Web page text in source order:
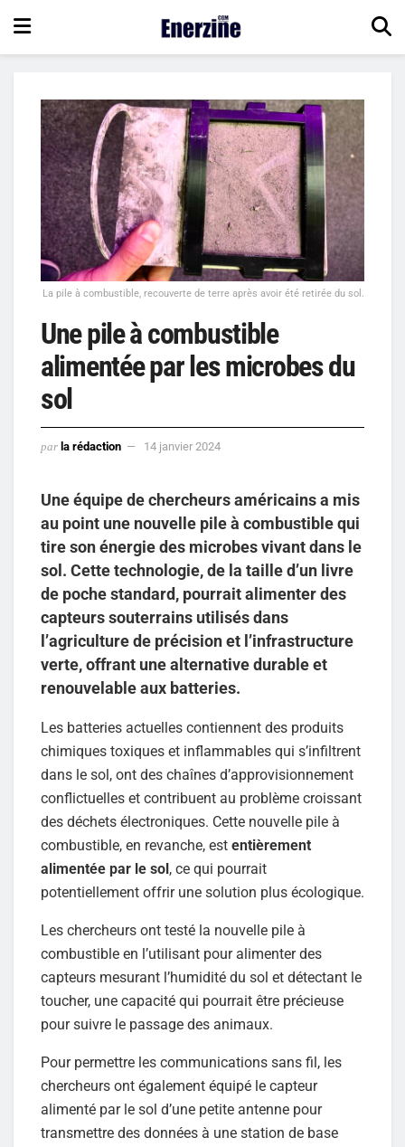
La pile à combustible, recouverte de terre après avoir été retirée du sol.
Une pile à combustible
alimentée par les microbes du
sol
par la rédaction 14 janvier 2024
Une équipe de chercheurs américains a mis
au point une nouvelle pile à combustible qui
tire son énergie des microbes vivant dans le
sol. Cette technologie, de la taille d’un livre
de poche standard, pourrait alimenter des
capteurs souterrains utilisés dans
l’agriculture de précision et l’infrastructure
verte, offrant une alternative durable et
renouvelable aux batteries.
Les batteries actuelles contiennent des produits
chimiques toxiques et inflammables qui s’infiltrent
dans le sol, ont des chaînes d’approvisionnement
conflictuelles et contribuent au problème croissant
des déchets électroniques. Cette nouvelle pile à
combustible, en revanche, est entièrement
alimentée par le sol, ce qui pourrait
potentiellement offrir une solution plus écologique.
Les chercheurs ont testé la nouvelle pile à
combustible en l’utilisant pour alimenter des
capteurs mesurant l’humidité du sol et détectant le
toucher, une capacité qui pourrait être précieuse
pour suivre le passage des animaux.
Pour permettre les communications sans fil, les
chercheurs ont également équipé le capteur
alimenté par le sol d’une petite antenne pour
transmettre des données à une station de base